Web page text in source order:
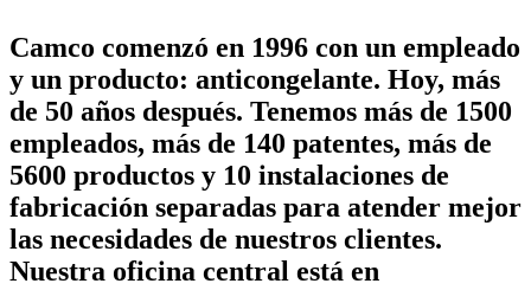
Camco comenzó en 1996 con un empleado
y un producto: anticongelante. Hoy, más
de 50 años después. Tenemos más de 1500
empleados, más de 140 patentes, más de
5600 productos y 10 instalaciones de
fabricación separadas para atender mejor
las necesidades de nuestros clientes.
Nuestra oficina central está en